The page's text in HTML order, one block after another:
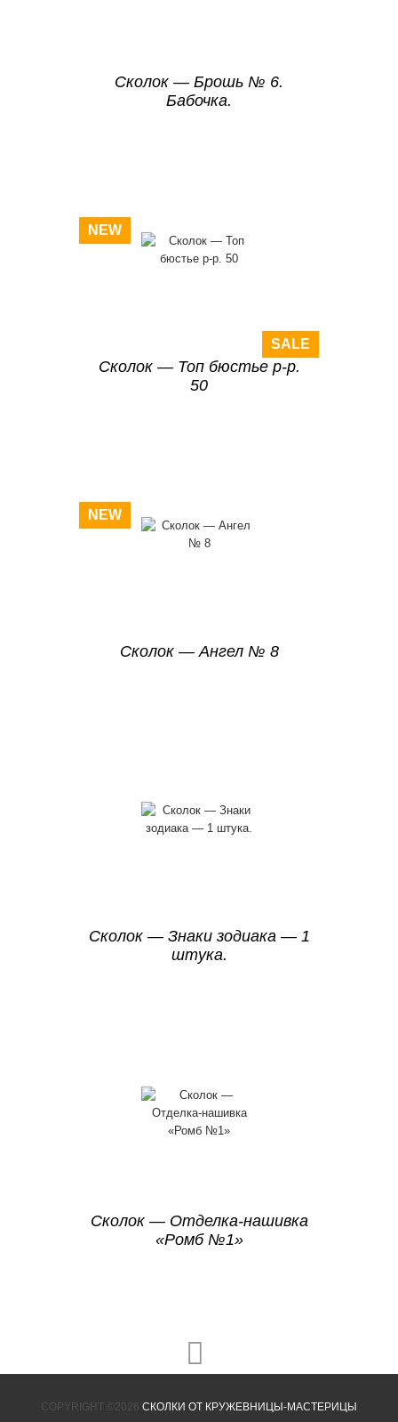
Сколок — Брошь № 6.
Бабочка.
NEW
SALE
Сколок — Топ бюстье р-р.
50
NEW
Сколок — Ангел № 8
Сколок — Знаки зодиака — 1
штука.
Сколок — Отделка-нашивка
«Ромб №1»
COPYRIGHT ©2026 СКОЛКИ ОТ КРУЖЕВНИЦЫ-МАСТЕРИЦЫ